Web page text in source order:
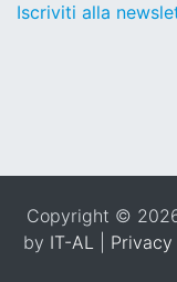
Iscriviti alla
Copyright ©
by IT-AL